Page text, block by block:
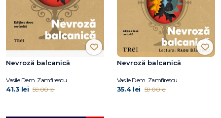
Nevroză balcanică
Vasile Dem. Zamfirescu
41.3 lei 59.00 lei
Nevroză balcanică
Vasile Dem. Zamfirescu
35.4 lei 59.00 lei